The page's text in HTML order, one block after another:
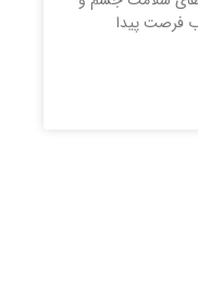
فرصت پیدا